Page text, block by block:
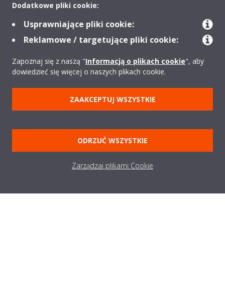
Dystrybutor w okolicy
KONTAKT
Dodatkowe pliki cookie:
Usprawniające pliki cookie:
Reklamowe / targetujące pliki cookie:
Zapoznaj się z naszą "Informacją o plikach cookie", aby
dowiedzieć się więcej o naszych plikach cookie.
ZAAKCEPTUJ WSZYSTKIE
ODRZUĆ WSZYSTKIE
Zarządzaj plikami Cookie